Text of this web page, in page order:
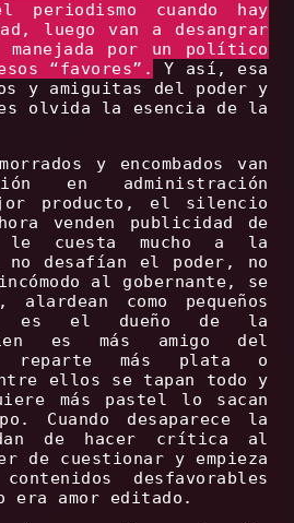
periodismo cuando hay
luego van a desangrar
por un político
“favores”.
Y así, esa
y amiguitas del poder y
olvida la esencia de la
y encombados van
en administración
producto, el silencio
venden publicidad de
le cuesta mucho a la
no desafían el poder, no
al gobernante, se
como pequeños
es el dueño de la
es más amigo del
reparte más plata o
ellos se tapan todo y
más pastel lo sacan
Cuando desaparece la
de hacer crítica al
de cuestionar y empieza
desfavorables
era amor editado.